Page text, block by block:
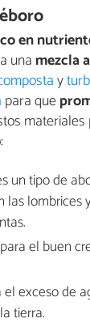
en
unamezcla
y
para que
un tipo de
las lombrices
el buen
exceso de
tierra.